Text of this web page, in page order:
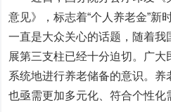
意见》，标志着“个人养老金”新
一直是大众关心的话题，随着
展第三支柱已经十分迫切。广大
系统地进行养老储备的意识。
也亟需更加多元化、符合个性化